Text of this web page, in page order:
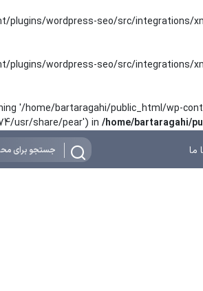
wordpress-seo/src/integrations/
wordpress-seo/src/integrations/
'/home/bartaragahi/public_html/wp-
usr/share/pear') in /home/bartaragahi/
ما